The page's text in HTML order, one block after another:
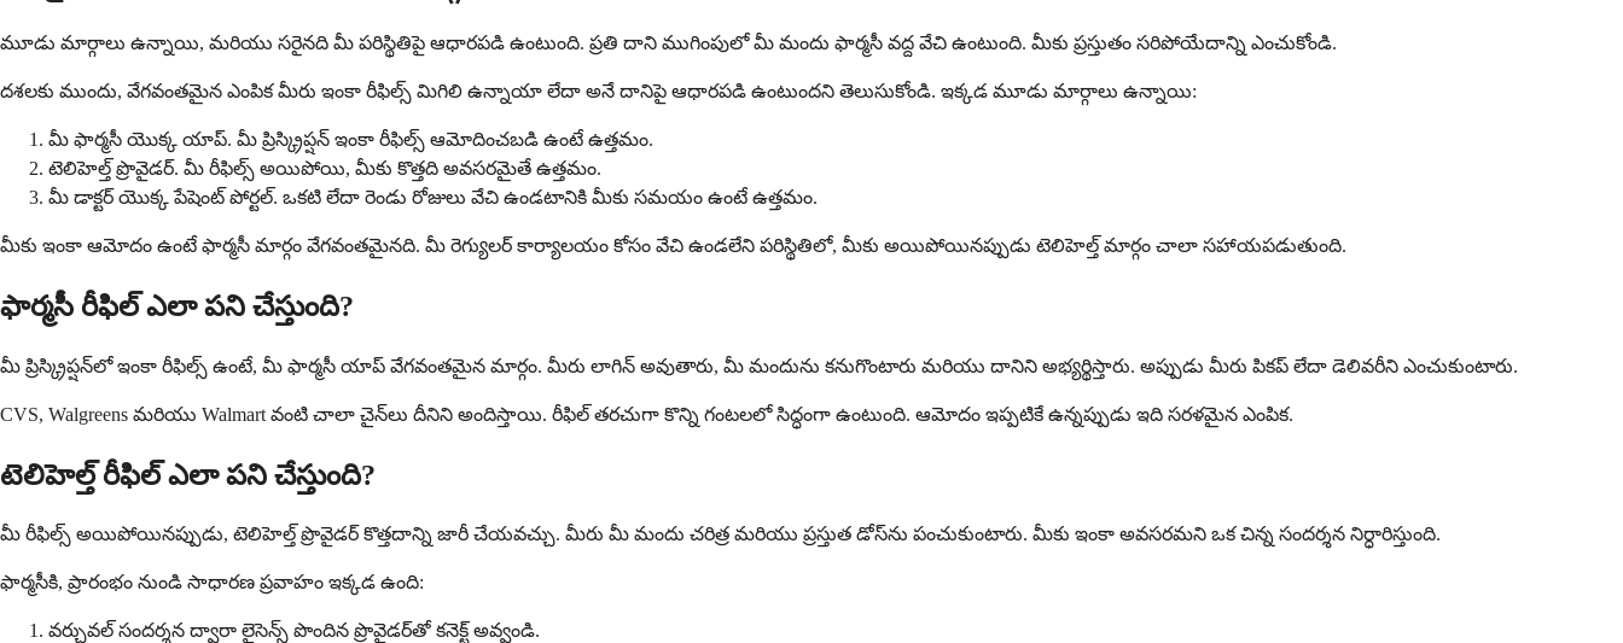
మూడు మార్గాలు ఉన్నాయి, మరియు సరైనది మీ పరిస్థితిపై ఆధారపడి ఉంటుంది. ప్రతి దాని ముగింపులో మీ మందు ఫార్మసీ వద్ద వేచి ఉంటుంది. మీకు ప్రస్తుతం సరిపోయేదాన్ని ఎంచుకోండి.
దశలకు ముందు, వేగవంతమైన ఎంపిక మీరు ఇంకా రీఫిల్స్ మిగిలి ఉన్నాయా లేదా అనే దానిపై ఆధారపడి ఉంటుందని తెలుసుకోండి. ఇక్కడ మూడు మార్గాలు ఉన్నాయి:
మీ ఫార్మసీ యొక్క యాప్. మీ ప్రిస్క్రిప్షన్ ఇంకా రీఫిల్స్ ఆమోదించబడి ఉంటే ఉత్తమం.
టెలిహెల్త్ ప్రొవైడర్. మీ రీఫిల్స్ అయిపోయి, మీకు కొత్తది అవసరమైతే ఉత్తమం.
మీ డాక్టర్ యొక్క పేషెంట్ పోర్టల్. ఒకటి లేదా రెండు రోజులు వేచి ఉండటానికి మీకు సమయం ఉంటే ఉత్తమం.
మీకు ఇంకా ఆమోదం ఉంటే ఫార్మసీ మార్గం వేగవంతమైనది. మీ రెగ్యులర్ కార్యాలయం కోసం వేచి ఉండలేని పరిస్థితిలో, మీకు అయిపోయినప్పుడు టెలిహెల్త్ మార్గం చాలా సహాయపడుతుంది.
ఫార్మసీ రీఫిల్ ఎలా పని చేస్తుంది?
మీ ప్రిస్క్రిప్షన్‌లో ఇంకా రీఫిల్స్ ఉంటే, మీ ఫార్మసీ యాప్ వేగవంతమైన మార్గం. మీరు లాగిన్ అవుతారు, మీ మందును కనుగొంటారు మరియు దానిని అభ్యర్థిస్తారు. అప్పుడు మీరు పికప్ లేదా డెలివరీని ఎంచుకుంటారు.
CVS, Walgreens మరియు Walmart వంటి చాలా చైన్‌లు దీనిని అందిస్తాయి. రీఫిల్ తరచుగా కొన్ని గంటలలో సిద్ధంగా ఉంటుంది. ఆమోదం ఇప్పటికే ఉన్నప్పుడు ఇది సరళమైన ఎంపిక.
టెలిహెల్త్ రీఫిల్ ఎలా పని చేస్తుంది?
మీ రీఫిల్స్ అయిపోయినప్పుడు, టెలిహెల్త్ ప్రొవైడర్ కొత్తదాన్ని జారీ చేయవచ్చు. మీరు మీ మందు చరిత్ర మరియు ప్రస్తుత డోస్‌ను పంచుకుంటారు. మీకు ఇంకా అవసరమని ఒక చిన్న సందర్శన నిర్ధారిస్తుంది.
ఫార్మసీకి, ప్రారంభం నుండి సాధారణ ప్రవాహం ఇక్కడ ఉంది:
వర్చువల్ సందర్శన ద్వారా లైసెన్స్ పొందిన ప్రొవైడర్‌తో కనెక్ట్ అవ్వండి.